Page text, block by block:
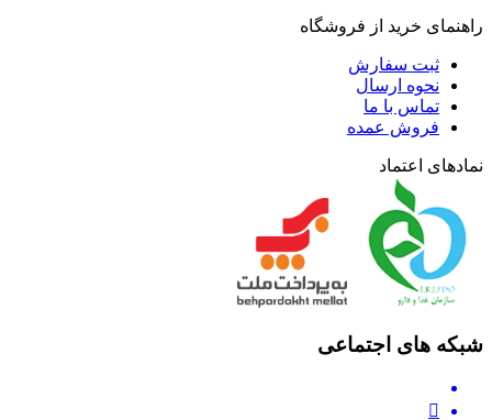
راهنمای خرید از فروشگاه
ثبت سفارش
نحوه ارسال
تماس با ما
فروش عمده
نمادهای اعتماد
شبکه های اجتماعی